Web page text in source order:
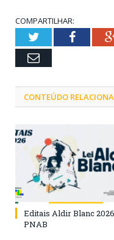
COMPARTILHAR:
Twitter
Email
CONTEÚDO
Editais Aldir Blanc
PNAB